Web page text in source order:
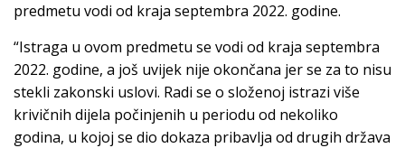
predmetu vodi od kraja septembra 2022. godine.
“Istraga u ovom predmetu se vodi od kraja septembra
2022. godine, a još uvijek nije okončana jer se za to nisu
stekli zakonski uslovi. Radi se o složenoj istrazi više
krivičnih dijela počinjenih u periodu od nekoliko
godina, u kojoj se dio dokaza pribavlja od drugih država